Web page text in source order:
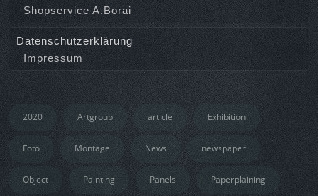
Shopservice A.Borai
Datenschutzerklärung
Impressum
2020 Artgroup article Exhibition
Foto Montage News newspaper
Object Painting Panels Paperplaining